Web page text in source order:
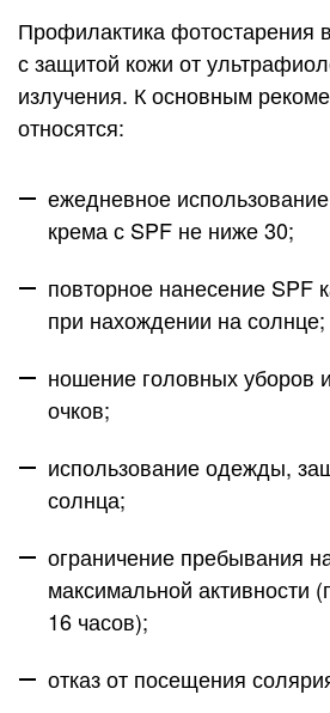
Профилактика фотостарения
с защитой кожи от
излучения. К основным
относятся:
ежедневное
крема с SPF не ниже 30;
повторное нанесение SPF
при нахождении на солнце;
ношение головных уборов
очков;
использование одежды,
солнца;
ограничение пребывания
максимальной активности
16 часов);
отказ от посещения